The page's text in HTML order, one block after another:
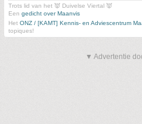
Trots lid van het 👿 Duivelse Viertal 👿
Een gedicht over Maanvis
Het ONZ / [KAMT] Kennis- en Adviescentrum
topiques!
▼ Advertentie